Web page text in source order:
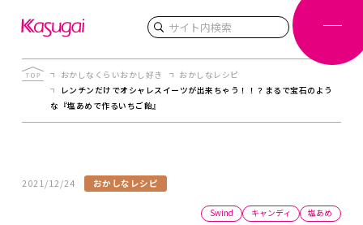
検索
おかしなくらいおかし好き
おかしなレシピ
レンチンだけでオシャレスイーツが出来ちゃう！！？まるで宝石のよう
な『塩あめで作るいちご飴』
2021/12/24 おかしなレシピ
Swind キャンディ 塩あめ